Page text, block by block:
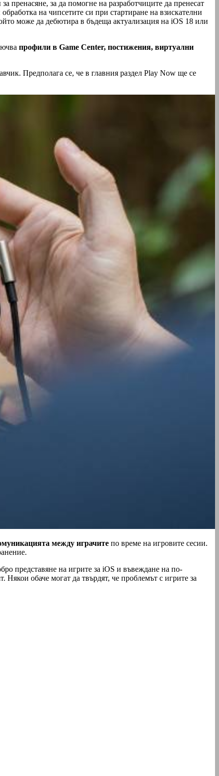
пренасяне, за да помогне на разработчиците да пренесат
на чипсетите си при стартиране на взискателни
може да дебютира в бъдеща актуализация на iOS 18 или
профили в Game Center, постижения, виртуални
Предполага се, че в главния раздел Play Now ще се
между играчите по време на игровите сесии.
представяне на игрите за iOS и въвеждане на по-
обаче могат да твърдят, че проблемът с игрите за